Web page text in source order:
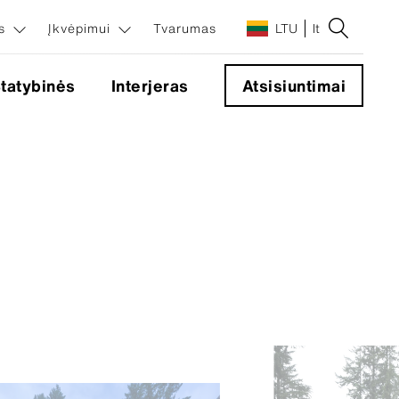
Įkvėpimui Tvarumas LTU lt
Interjeras Atsisiuntimai